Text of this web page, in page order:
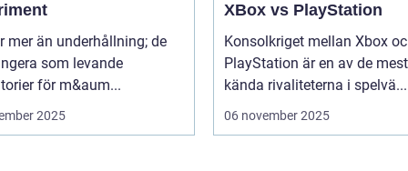
mer än underhållning; de
som levande
för m&aum...
2025
XBox vs PlayStation
Konsolkriget mellan Xbox
PlayStation är en av de mest
kända rivaliteterna i spelvä...
06 november 2025